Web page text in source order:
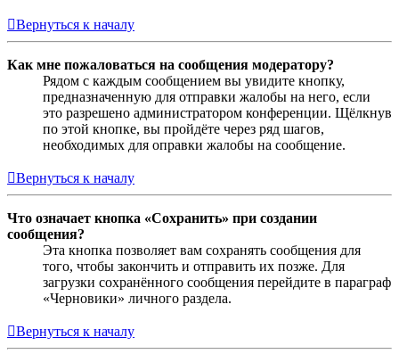
Вернуться к началу
Как мне пожаловаться на сообщения модератору?
Рядом с каждым сообщением вы увидите кнопку,
предназначенную для отправки жалобы на него, если
это разрешено администратором конференции. Щёлкнув
по этой кнопке, вы пройдёте через ряд шагов,
необходимых для оправки жалобы на сообщение.
Вернуться к началу
Что означает кнопка «Сохранить» при создании
сообщения?
Эта кнопка позволяет вам сохранять сообщения для
того, чтобы закончить и отправить их позже. Для
загрузки сохранённого сообщения перейдите в параграф
«Черновики» личного раздела.
Вернуться к началу